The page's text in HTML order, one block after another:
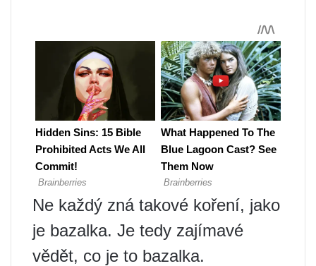
Ne každý zná takové koření, jako
je bazalka. Je tedy zajímavé
vědět, co je to bazalka.